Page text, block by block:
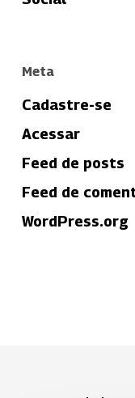
Meta
Cadastre-se
Acessar
Feed de posts
Feed de
WordPress.org